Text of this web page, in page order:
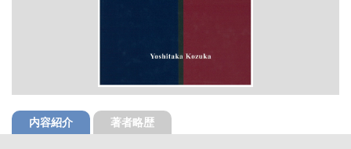
内容紹介 著者略歴